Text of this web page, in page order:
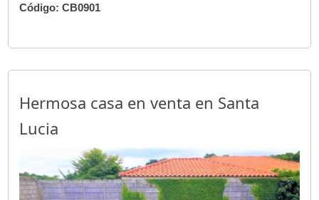
Código: CB0901
Hermosa casa en venta en Santa
Lucia